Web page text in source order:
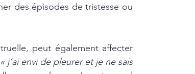
des épisodes de tristesse ou
peut également affecter
« j’ai envi de pleurer et je ne sais